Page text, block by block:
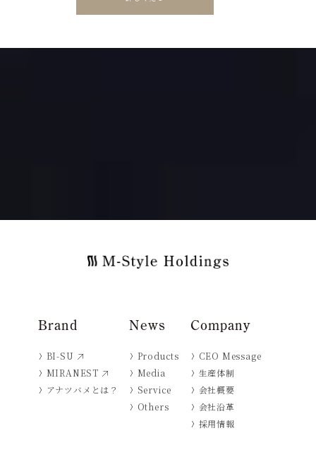
Brand
BI-SU
MIRANEST
アナツバメとは？
News
Products
Media
Service
Others
Company
CEO Message
生産体制
会社概要
会社沿革
採用情報